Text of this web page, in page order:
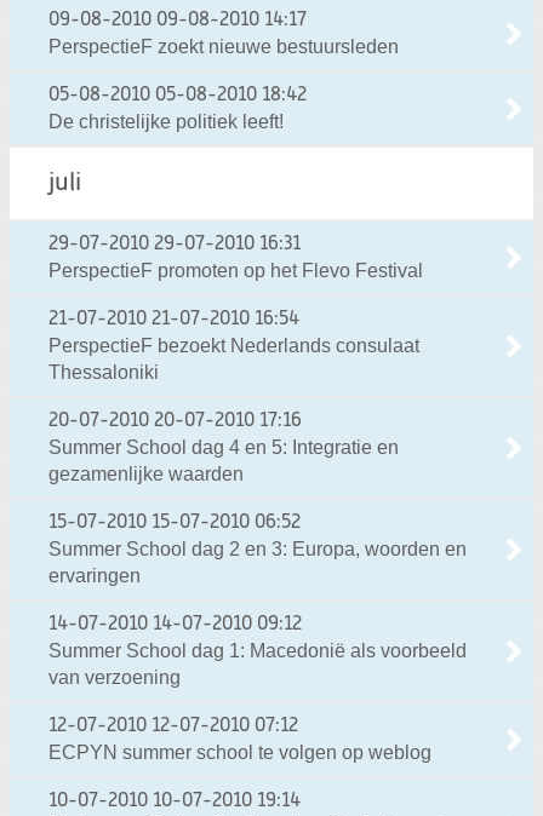
09-08-2010 09-08-2010 14:17
PerspectieF zoekt nieuwe bestuursleden
05-08-2010 05-08-2010 18:42
De christelijke politiek leeft!
juli
29-07-2010 29-07-2010 16:31
PerspectieF promoten op het Flevo Festival
21-07-2010 21-07-2010 16:54
PerspectieF bezoekt Nederlands consulaat
Thessaloniki
20-07-2010 20-07-2010 17:16
Summer School dag 4 en 5: Integratie en
gezamenlijke waarden
15-07-2010 15-07-2010 06:52
Summer School dag 2 en 3: Europa, woorden en
ervaringen
14-07-2010 14-07-2010 09:12
Summer School dag 1: Macedonië als voorbeeld
van verzoening
12-07-2010 12-07-2010 07:12
ECPYN summer school te volgen op weblog
10-07-2010 10-07-2010 19:14